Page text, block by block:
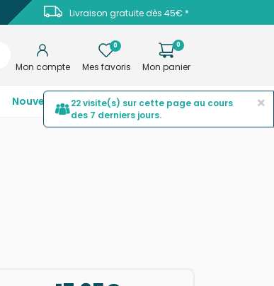
Livraison gratuite dès 45€ *
Mon compte
0
Mes favoris
0
Mon panier
NouveautésTop ventesPromotions ×
22 visite(s) sur cette page au cours
des 7 derniers jours.